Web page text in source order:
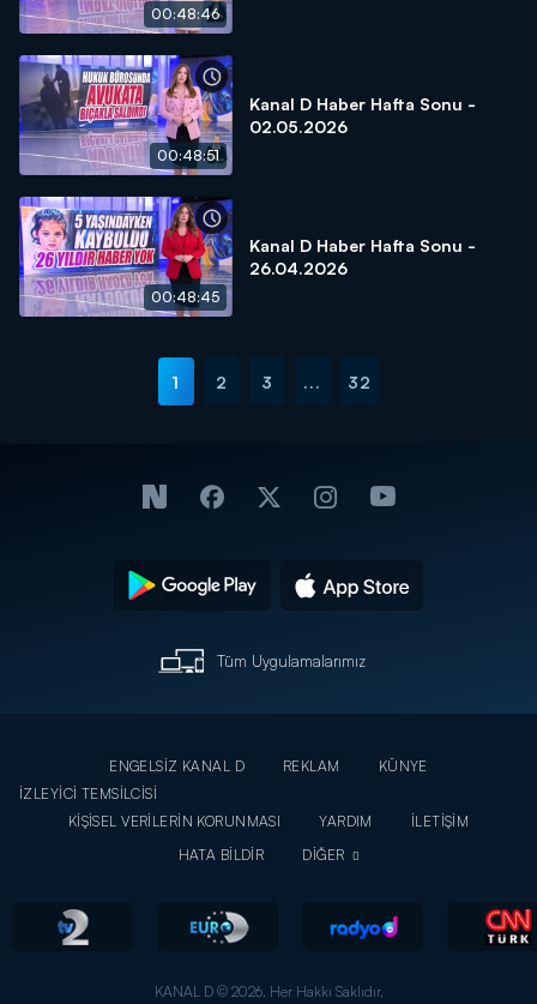
00:48:46
00:48:51
Kanal D Haber Hafta Sonu -
02.05.2026
00:48:45
Kanal D Haber Hafta Sonu -
26.04.2026
1 2 3 ... 32
Tüm Uygulamalarımız
ENGELSİZ KANAL D REKLAM
KÜNYE
İZLEYİCİ TEMSİLCİSİ
KİŞİSEL VERİLERİN KORUNMASI
YARDIM
İLETİŞİM
HATA BİLDİR
DİĞER
KANAL D © 2026. Her Hakkı Saklıdır.